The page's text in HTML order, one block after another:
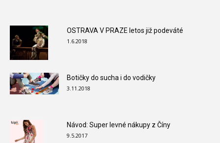
OSTRAVA V PRAZE letos již podeváté
1.6.2018
Botičky do sucha i do vodičky
3.11.2018
Návod: Super levné nákupy z Číny
9.5.2017